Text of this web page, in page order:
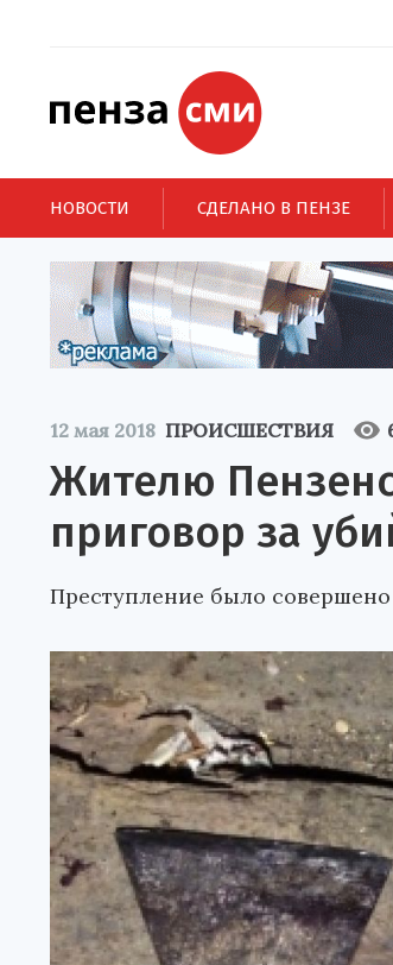
НОВОСТИ СДЕЛАНО В ПЕНЗЕ
12 мая 2018 ПРОИСШЕСТВИЯ
Жителю
приговор за
Преступление было